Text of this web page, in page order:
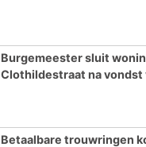
Burgemeester sluit
Clothildestraat na vondst
Betaalbare trouwringen